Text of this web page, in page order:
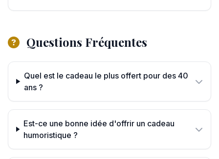
Questions Fréquentes
Quel est le cadeau le plus offert pour des 40
ans ?
Est-ce une bonne idée d'offrir un cadeau
humoristique ?